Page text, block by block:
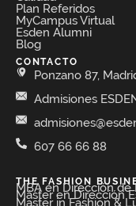
Plan Referidos
MyCampus Virtual
Esden Alumni
Blog
CONTACTO
Ponzano 87,
Admisiones
607 66 66 88
THE FASHION
MBA en Dirección de
Máster en Dirección
Master in Fashion &